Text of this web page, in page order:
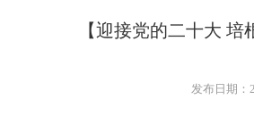
【迎接党的二十大
发布日期：